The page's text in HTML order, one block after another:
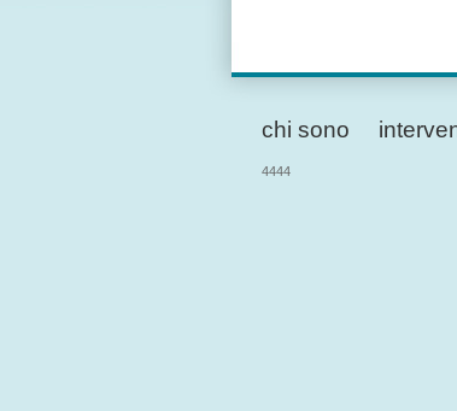
chi sono
4444